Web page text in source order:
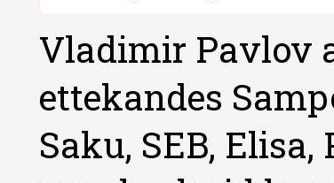
Vladimir Pavlov
ettekandes
Saku, SEB,